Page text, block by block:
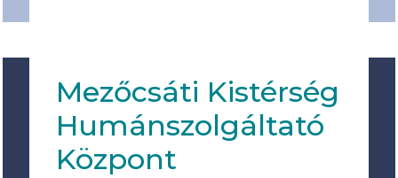
Mezőcsáti Kistérség
Humánszolgáltató
Központ